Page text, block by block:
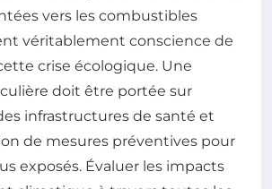
vers les combustibles
véritablement conscience de
crise écologique. Une
doit être portée sur
infrastructures de santé et
de mesures préventives pour
exposés. Évaluer les impacts